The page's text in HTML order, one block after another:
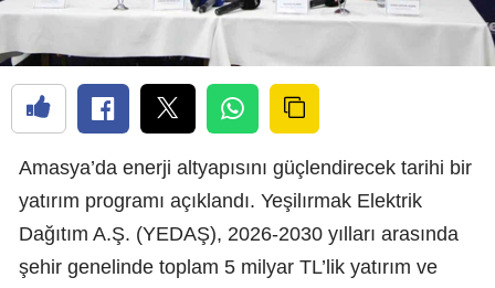
Amasya’da enerji altyapısını güçlendirecek tarihi bir
yatırım programı açıklandı. Yeşilırmak Elektrik
Dağıtım A.Ş. (YEDAŞ), 2026-2030 yılları arasında
şehir genelinde toplam 5 milyar TL’lik yatırım ve